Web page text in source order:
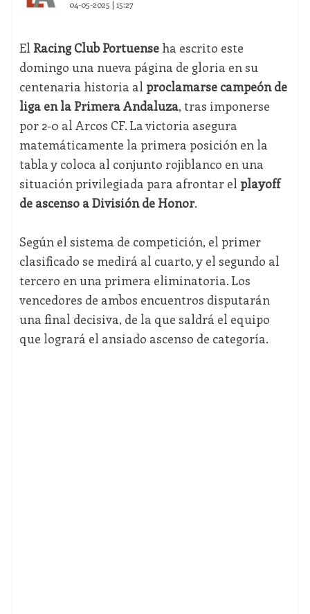
04-05-2025 | 15:27
El Racing Club Portuenseha escrito este
domingo una nueva página de gloria en su
centenaria historia al proclamarse campeón de
liga en la Primera Andaluza, tras imponerse
por 2-0 al Arcos CF. La victoria asegura
matemáticamente la primera posición en la
tabla y coloca al conjunto rojiblanco en una
situación privilegiada para afrontar el playoff
de ascenso a División de Honor.
Según el sistema de competición, el primer
clasificado se medirá al cuarto, y el segundo al
tercero en una primera eliminatoria. Los
vencedores de ambos encuentros disputarán
una final decisiva, de la que saldrá el equipo
que logrará el ansiado ascenso de categoría.